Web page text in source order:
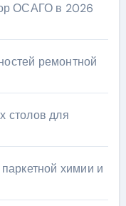
ОСАГО в 2026
ремонтной
столов для
химии и